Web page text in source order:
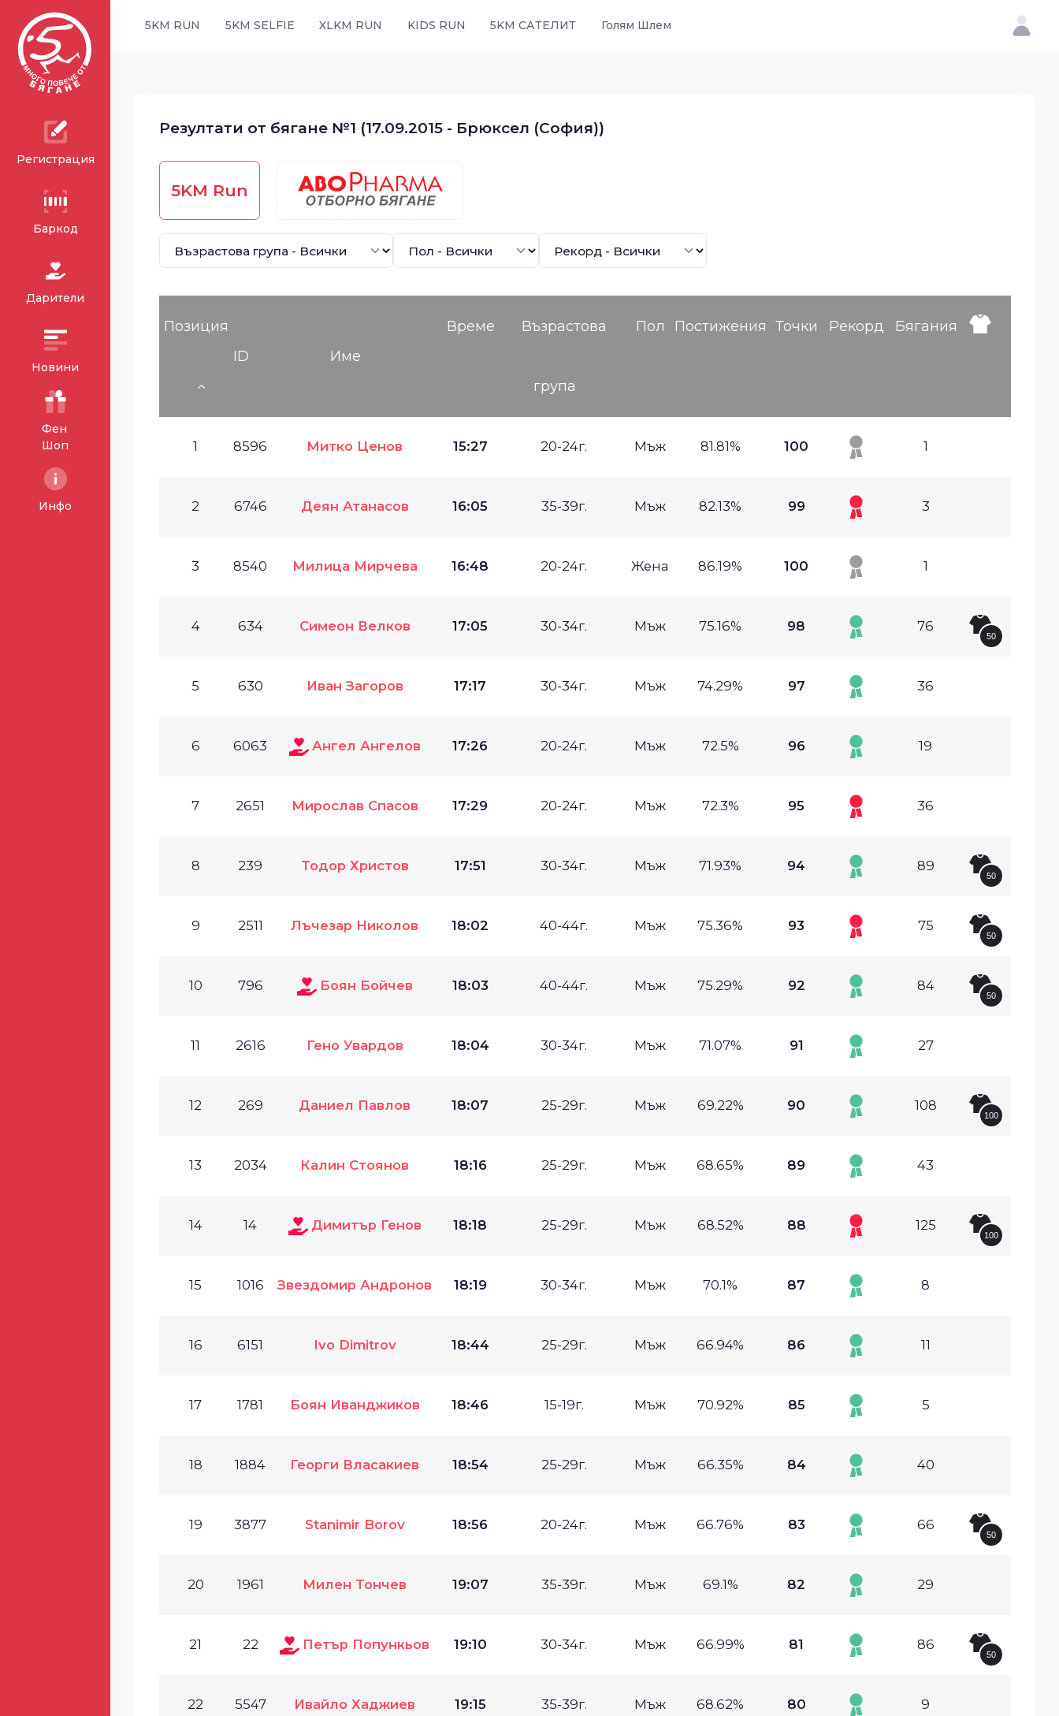
Регистрация
Баркод
Дарители
Новини
Фен
Шоп
Инфо
5KM RUN 5KM SELFIE XLKM RUN KIDS RUN 5KM САТЕЛИТ Голям Шлем
Резултати от бягане №1 (17.09.2015 - Брюксел (София))
5KM Run
Позиция
ID
Име
Време Възрастова
група
Пол Постижения Точки Рекорд Бягания
1 8596 Митко Ценов 15:27 20-24г. Мъж 81.81% 100 1
2 6746 Деян Атанасов 16:05 35-39г. Мъж 82.13% 99 3
3 8540 Милица Мирчева 16:48 20-24г. Жена 86.19% 100 1
4 634 Симеон Велков 17:05 30-34г. Мъж 75.16% 98 76
50
5 630 Иван Загоров 17:17 30-34г. Мъж 74.29% 97 36
6 6063 Ангел Ангелов 17:26 20-24г. Мъж 72.5% 96 19
7 2651 Мирослав Спасов 17:29 20-24г. Мъж 72.3% 95 36
8 239 Тодор Христов 17:51 30-34г. Мъж 71.93% 94 89
50
9 2511 Лъчезар Николов 18:02 40-44г. Мъж 75.36% 93 75
50
10 796 Боян Бойчев 18:03 40-44г. Мъж 75.29% 92 84
50
11 2616 Гено Увардов 18:04 30-34г. Мъж 71.07% 91 27
12 269 Даниел Павлов 18:07 25-29г. Мъж 69.22% 90 108
100
13 2034 Калин Стоянов 18:16 25-29г. Мъж 68.65% 89 43
14 14 Димитър Генов 18:18 25-29г. Мъж 68.52% 88 125
100
15 1016 Звездомир Андронов 18:19 30-34г. Мъж 70.1% 87 8
16 6151 Ivo Dimitrov 18:44 25-29г. Мъж 66.94% 86 11
17 1781 Боян Иванджиков 18:46 15-19г. Мъж 70.92% 85 5
18 1884 Георги Власакиев 18:54 25-29г. Мъж 66.35% 84 40
19 3877 Stanimir Borov 18:56 20-24г. Мъж 66.76% 83 66
50
20 1961 Милен Тончев 19:07 35-39г. Мъж 69.1% 82 29
21 22 Петър Попункьов 19:10 30-34г. Мъж 66.99% 81 86
50
22 5547 Ивайло Хаджиев 19:15 35-39г. Мъж 68.62% 80 9